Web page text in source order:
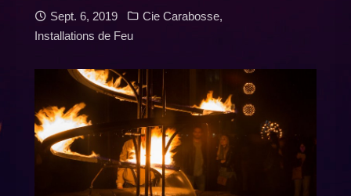
Sept. 6, 2019 Cie Carabosse,
Installations de Feu